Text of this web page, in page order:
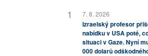
7. 8. 2026
Izraelský profesor
nabídku v USA poté,
situaci v Gaze. Nyní
000 dolarů